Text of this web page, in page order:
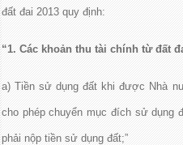
đất đai 2013 quy định:
“1. Các khoản thu tài chính từ đất
a) Tiền sử dụng đất khi được Nhà
cho phép chuyển mục đích sử dụng
phải nộp tiền sử dụng đất;”